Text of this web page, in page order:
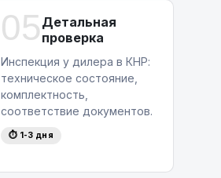
05 Детальная
проверка
Инспекция у дилера в КНР:
техническое состояние,
комплектность,
соответствие документов.
⏱ 1-3 дня